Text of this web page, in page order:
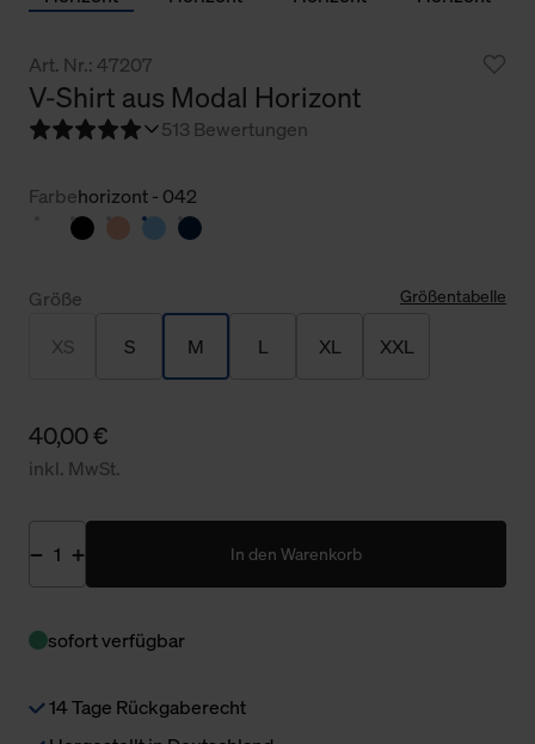
Art. Nr.: 47207
V-Shirt aus Modal Horizont
513 Bewertungen
Farbehorizont - 042
Größe Größentabelle
XS S M L XL XXL
40,00 €
inkl. MwSt.
In den Warenkorb
sofort verfügbar
14 Tage Rückgaberecht